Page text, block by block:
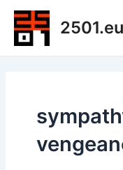
Zum
Inhalt
springen